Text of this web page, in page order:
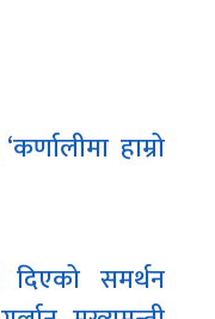
हाम्रो
दिएको समर्थन